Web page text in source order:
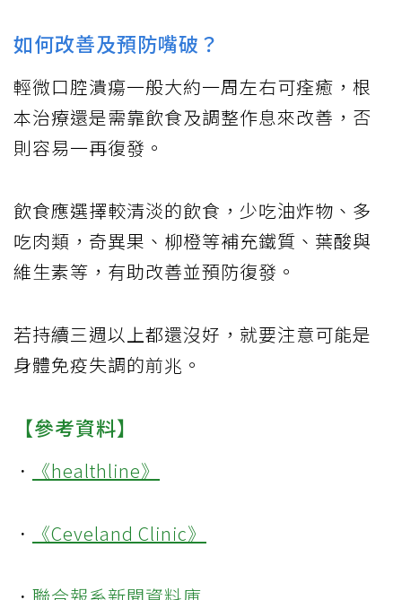
如何改善及預防嘴破？
輕微口腔潰瘍一般大約一周左右可痊癒，根
本治療還是需靠飲食及調整作息來改善，否
則容易一再復發。
飲食應選擇較清淡的飲食，少吃油炸物、多
吃肉類，奇異果、柳橙等補充鐵質、葉酸與
維生素等，有助改善並預防復發。
若持續三週以上都還沒好，就要注意可能是
身體免疫失調的前兆。
【參考資料】
． 《healthline》
． 《Ceveland Clinic》